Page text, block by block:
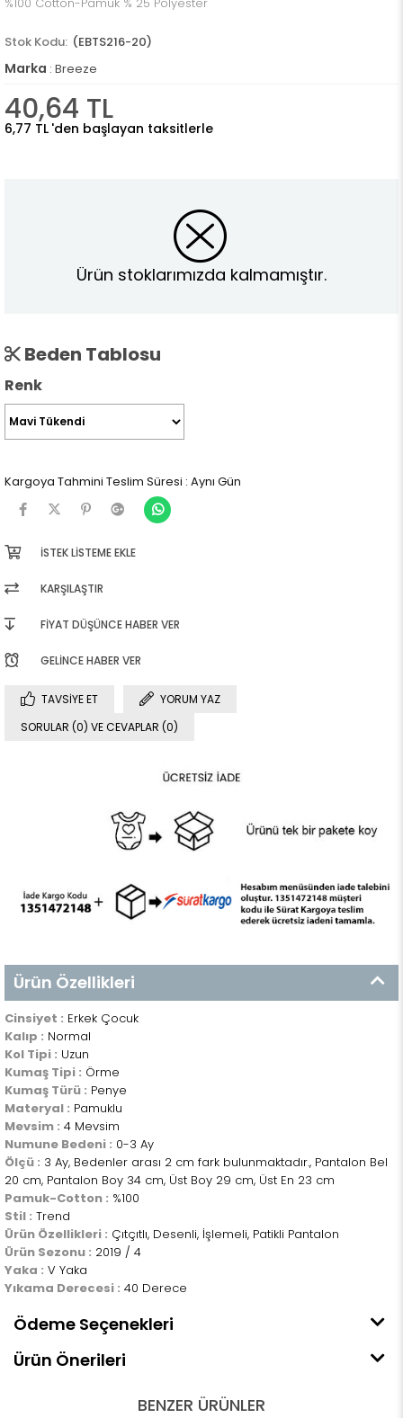
(EBTS216-20)
Marka : Breeze
40,64 TL
6,77 TL 'den başlayan taksitlerle
Ürün stoklarımızda kalmamıştır.
Beden Tablosu
Renk
Kargoya Tahmini Teslim Süresi : Aynı Gün
İSTEK LISTEME EKLE
KARŞILAŞTIR
FIYAT DÜŞÜNCE HABER VER
GELINCE HABER VER
TAVSIYE ET
YORUM YAZ
SORULAR (0) VE CEVAPLAR (0)
Ürün Özellikleri
Cinsiyet : Erkek Çocuk
Kalıp : Normal
Kol Tipi : Uzun
Kumaş Tipi : Örme
Kumaş Türü : Penye
Materyal : Pamuklu
Mevsim : 4 Mevsim
Numune Bedeni : 0-3 Ay
Ölçü : 3 Ay, Bedenler arası 2 cm fark bulunmaktadır., Pantalon Bel
20 cm, Pantalon Boy 34 cm, Üst Boy 29 cm, Üst En 23 cm
Pamuk-Cotton : %100
Stil : Trend
Ürün Özellikleri : Çıtçıtlı, Desenli, İşlemeli, Patikli Pantalon
Ürün Sezonu : 2019 / 4
Yaka : V Yaka
Yıkama Derecesi : 40 Derece
Ödeme Seçenekleri
Ürün Önerileri
BENZER ÜRÜNLER